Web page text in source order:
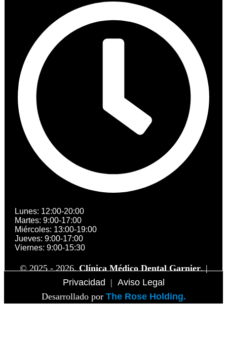
Lunes: 12:00-20:00
Martes: 9:00-17:00
Miércoles: 13:00-19:00
Jueves: 9:00-17:00
Viernes: 9:00-15:30
© 2025 - 2026. Clínica Médico Dental Garnier. |
Privacidad | Aviso Legal
Desarrollado por The Rose Holding.